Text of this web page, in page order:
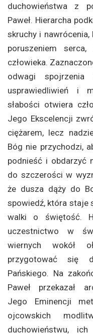
duchowieństwa z
Paweł. Hierarcha
skruchy i
poruszeniem
człowieka.
odwagi
usprawiedliwień i
słabości otwiera
Jego Ekscelencji
ciężarem, lecz
Bóg nie przychodzi,
podnieść i obdarzyć
do szczerości w
że dusza dąży do
spowiedź, która staje
walki o świętość.
uczestnictwo w
wiernych wokół
przygotować się
Pańskiego. Na
Paweł przekazał
Jego Eminencji
ojcowskich
duchowieństwu,